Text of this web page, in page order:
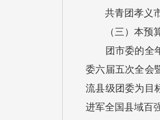
共青团孝义市
（三）本预算
团市委的全年
委六届五次全会
流县级团委为目
进军全国县域百